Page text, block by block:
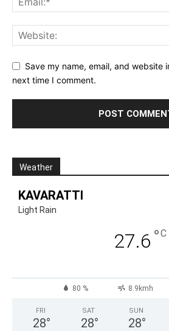
Save my name, email, and website
next time I comment.
Weather
KAVARATTI
Light Rain
27.6 °C
80 % 8.9kmh
FRI
28°
SAT
28°
SUN
28°